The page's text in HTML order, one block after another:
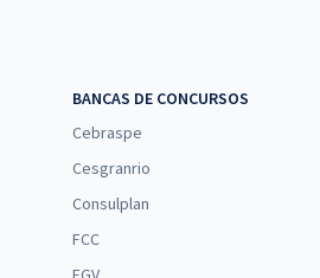
BANCAS DE CONCURSOS
Cebraspe
Cesgranrio
Consulplan
FCC